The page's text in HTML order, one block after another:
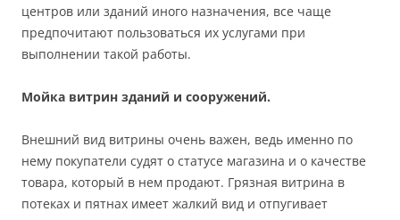
центров или зданий иного назначения, все чаще
предпочитают пользоваться их услугами при
выполнении такой работы.
Мойка витрин зданий и сооружений.
Внешний вид витрины очень важен, ведь именно по
нему покупатели судят о статусе магазина и о качестве
товара, который в нем продают. Грязная витрина в
потеках и пятнах имеет жалкий вид и отпугивает